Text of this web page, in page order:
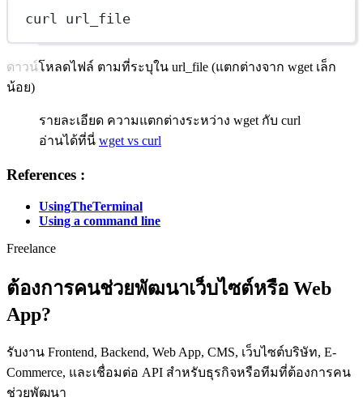
curl url_file
ดาวน์โหลดไฟล์ ตามที่ระบุใน url_file (แตกต่างจาก wget เล็ก
น้อย)
รายละเอียด ความแตกต่างระหว่าง wget กับ curl
อ่านได้ที่นี่ wget vs curl
References :
UsingTheTerminal
Using a command line
Freelance
ต้องการคนช่วยพัฒนาเว็บไซต์หรือ Web
App?
รับงาน Frontend, Backend, Web App, CMS, เว็บไซต์บริษัท, E-
Commerce, และเชื่อมต่อ API สำหรับธุรกิจหรือทีมที่ต้องการคน
ช่วยพัฒนา